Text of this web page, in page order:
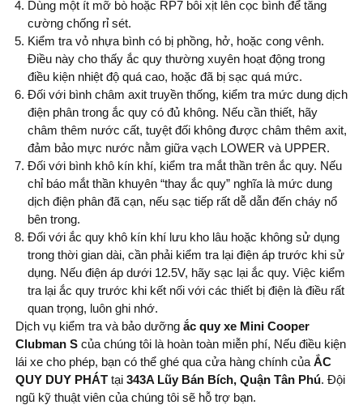
Dùng một ít mỡ bò hoặc RP7 bôi xịt lên cọc bình để tăng
cường chống rỉ sét.
Kiểm tra vỏ nhựa bình có bị phồng, hở, hoặc cong vênh.
Điều này cho thấy ắc quy thường xuyên hoạt động trong
điều kiện nhiệt độ quá cao, hoặc đã bị sạc quá mức.
Đối với bình châm axit truyền thống, kiểm tra mức dung dịch
điện phân trong ắc quy có đủ không. Nếu cần thiết, hãy
châm thêm nước cất, tuyệt đối không được châm thêm axit,
đảm bảo mực nước nằm giữa vạch LOWER và UPPER.
Đối với bình khô kín khí, kiểm tra mắt thần trên ắc quy. Nếu
chỉ báo mắt thần khuyên “thay ắc quy” nghĩa là mức dung
dịch điện phân đã cạn, nếu sạc tiếp rất dễ dẫn đến cháy nổ
bên trong.
Đối với ắc quy khô kín khí lưu kho lâu hoặc không sử dụng
trong thời gian dài, cần phải kiểm tra lại điện áp trước khi sử
dụng. Nếu điện áp dưới 12.5V, hãy sạc lại ắc quy. Việc kiểm
tra lại ắc quy trước khi kết nối với các thiết bị điện là điều rất
quan trọng, luôn ghi nhớ.
Dịch vụ kiểm tra và bảo dưỡng ắc quy xe Mini Cooper
Clubman S của chúng tôi là hoàn toàn miễn phí, Nếu điều kiện
lái xe cho phép, bạn có thể ghé qua cửa hàng chính của ẮC
QUY DUY PHÁT tại 343A Lũy Bán Bích, Quận Tân Phú. Đội
ngũ kỹ thuật viên của chúng tôi sẽ hỗ trợ bạn.